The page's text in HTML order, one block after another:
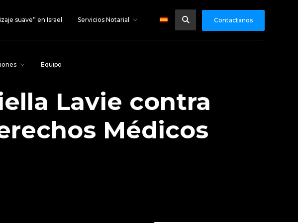
suave” en Israel Servicios Notarial
Equipo
Contactanos
Lavie contra
Médicos